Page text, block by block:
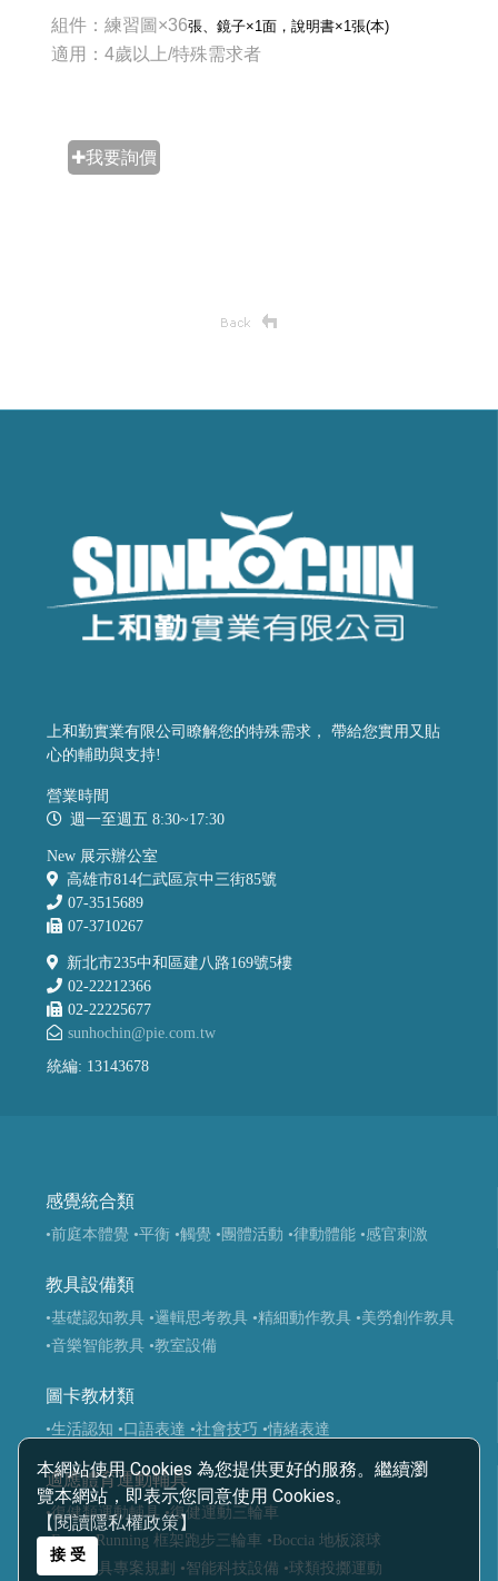
本網站使用 Cookies 為您提供更好的服務。繼續瀏
覽本網站，即表示您同意使用 Cookies。
【閱讀隱私權政策】
接 受
組件：練習圖×36張、鏡子×1面，說明書×1張(本)
適用：4歲以上/特殊需求者
✚我要詢價
上和勤實業有限公司瞭解您的特殊需求， 帶給您實用又貼
心的輔助與支持!
營業時間
週一至週五 8:30~17:30
New 展示辦公室
高雄市814仁武區京中三街85號
07-3515689
07-3710267
新北市235中和區建八路169號5樓
02-22212366
02-22225677
sunhochin@pie.com.tw
統編: 13143678
感覺統合類
•前庭本體覺 •平衡 •觸覺 •團體活動 •律動體能 •感官刺激
教具設備類
•基礎認知教具 •邏輯思考教具 •精細動作教具 •美勞創作教具
•音樂智能教具 •教室設備
圖卡教材類
•生活認知 •口語表達 •社會技巧 •情緒表達
適應體育運動輔具
•復健類運動輔具 •復健運動三輪車
•Frame Running 框架跑步三輪車 •Boccia 地板滾球
•運動輔具專案規劃 •智能科技設備 •球類投擲運動